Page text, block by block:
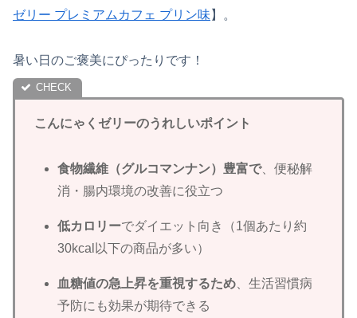
ゼリー プレミアムカフェ プリン味 】。
暑い日のご褒美にぴったりです！
こんにゃくゼリーのうれしいポイント
食物繊維（グルコマンナン）豊富で、便秘解
消・腸内環境の改善に役立つ
低カロリーでダイエット向き（1個あたり約
30kcal以下の商品が多い）
血糖値の急上昇を重視するため 、生活習慣病
予防にも効果が期待できる